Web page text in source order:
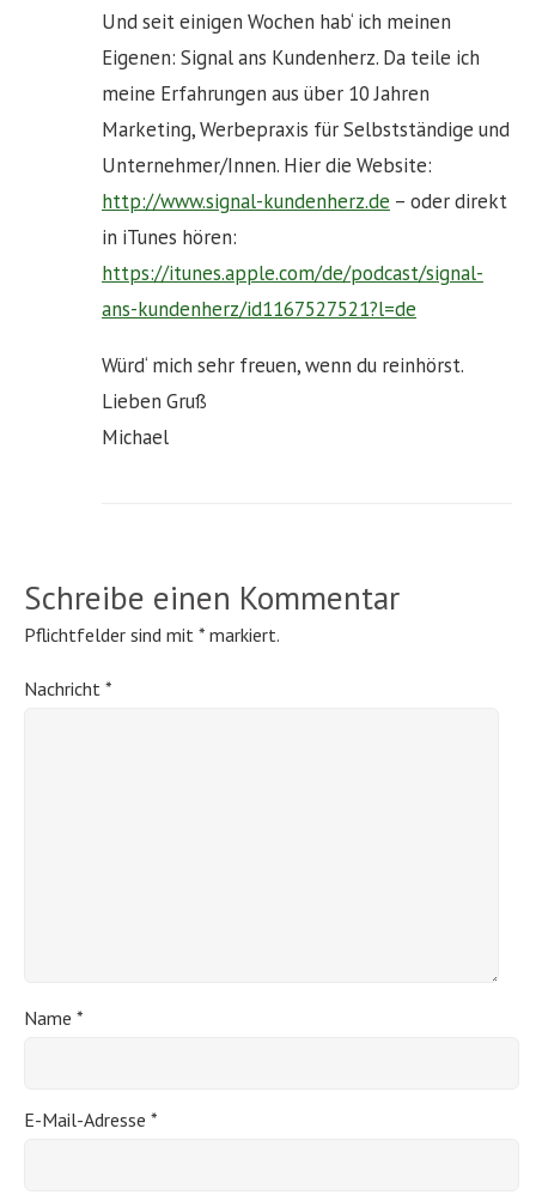
Und seit einigen Wochen hab‘ ich meinen
Eigenen: Signal ans Kundenherz. Da teile ich
meine Erfahrungen aus über 10 Jahren
Marketing, Werbepraxis für Selbstständige und
Unternehmer/Innen. Hier die Website:
http://www.signal-kundenherz.de – oder direkt
in iTunes hören:
https://itunes.apple.com/de/podcast/signal-
ans-kundenherz/id1167527521?l=de
Würd‘ mich sehr freuen, wenn du reinhörst.
Lieben Gruß
Michael
Schreibe einen Kommentar
Pflichtfelder sind mit * markiert.
Nachricht *
Name *
E-Mail-Adresse *